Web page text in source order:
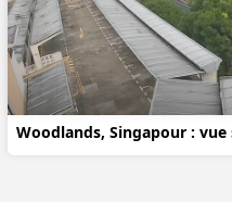
Woodlands, Singapour :